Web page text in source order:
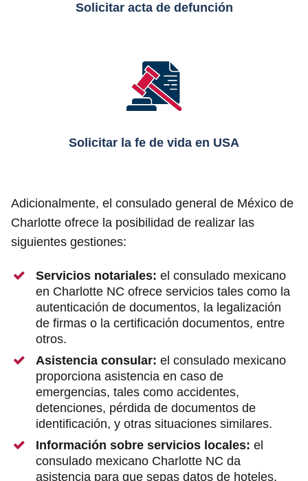
Solicitar acta de defunción
Solicitar la fe de vida en USA
Adicionalmente, el consulado general de México de
Charlotte ofrece la posibilidad de realizar las
siguientes gestiones:
Servicios notariales: el consulado mexicano
en Charlotte NC ofrece servicios tales como la
autenticación de documentos, la legalización
de firmas o la certificación documentos, entre
otros.
Asistencia consular: el consulado mexicano
proporciona asistencia en caso de
emergencias, tales como accidentes,
detenciones, pérdida de documentos de
identificación, y otras situaciones similares.
Información sobre servicios locales: el
consulado mexicano Charlotte NC da
asistencia para que sepas datos de hoteles,